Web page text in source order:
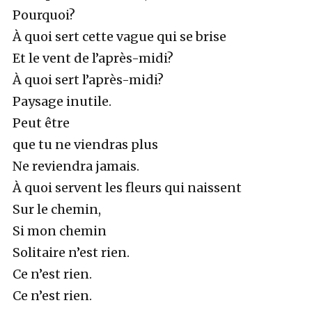
Pourquoi?
À quoi sert cette vague qui se brise
Et le vent de l’après-midi?
À quoi sert l’après-midi?
Paysage inutile.
Peut être
que tu ne viendras plus
Ne reviendra jamais.
À quoi servent les fleurs qui naissent
Sur le chemin,
Si mon chemin
Solitaire n’est rien.
Ce n’est rien.
Ce n’est rien.